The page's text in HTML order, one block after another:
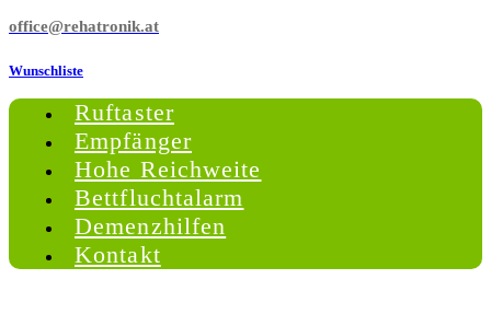
office@rehatronik.at
Wunschliste
Ruftaster
Empfänger
Hohe Reichweite
Bettfluchtalarm
Demenzhilfen
Kontakt